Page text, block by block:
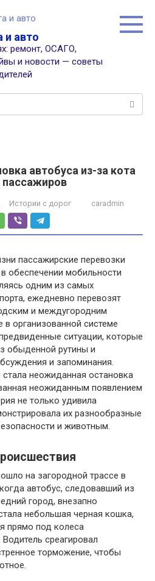
и авто
ремонт, ОСАГО,
и новости — советы
автобуса из-за кота
пассажиров
Истории с дорог caradmin
пассажирские перевозки
обеспечении мобильности
одним из самых
ежедневно перевозят
и междугородним
организованной системе
ситуации, которые
обыденной рутины и
и запоминания.
неожиданная остановка
неожиданным появлением
не только удивила
их разнообразные
и животным.
на загородной трассе в
автобус, следовавший из
город, внезапно
небольшая черная кошка,
прямо под колеса
среагировал
торможение, чтобы